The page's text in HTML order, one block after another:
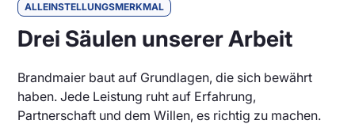
ALLEINSTELLUNGSMERKMAL
Drei Säulen unserer Arbeit
Brandmaier baut auf Grundlagen, die sich bewährt
haben. Jede Leistung ruht auf Erfahrung,
Partnerschaft und dem Willen, es richtig zu machen.